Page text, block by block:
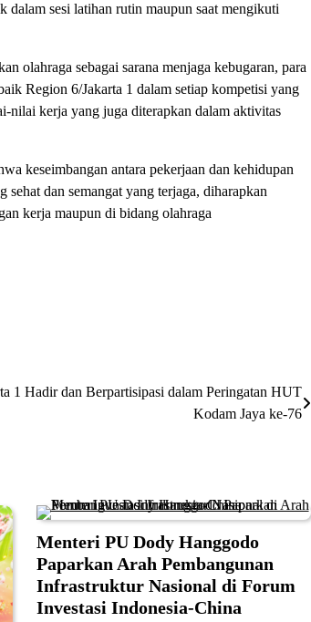
sesi latihan rutin maupun saat mengikuti
olahraga sebagai sarana menjaga kebugaran, para
Region 6/Jakarta 1 dalam setiap kompetisi yang
nilai kerja yang juga diterapkan dalam aktivitas
keseimbangan antara pekerjaan dan kehidupan
dan semangat yang terjaga, diharapkan
kerja maupun di bidang olahraga
1 Hadir dan Berpartisipasi dalam Peringatan HUT
Kodam Jaya ke-76
Menteri PU Dody Hanggodo
Paparkan Arah Pembangunan
Infrastruktur Nasional di Forum
Investasi Indonesia-China